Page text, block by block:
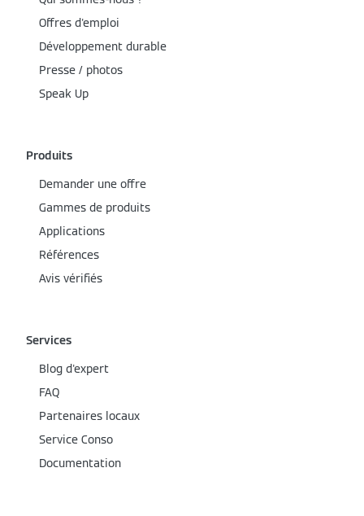
Offres d'emploi
Développement durable
Presse / photos
Speak Up
Produits
Demander une offre
Gammes de produits
Applications
Références
Avis vérifiés
Services
Blog d'expert
FAQ
Partenaires locaux
Service Conso
Documentation